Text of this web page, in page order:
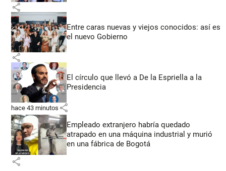
share
Entre caras nuevas y viejos conocidos: así es
el nuevo Gobierno
share
El círculo que llevó a De la Espriella a la
Presidencia
hace 43 minutos share
Empleado extranjero habría quedado
atrapado en una máquina industrial y murió
en una fábrica de Bogotá
share